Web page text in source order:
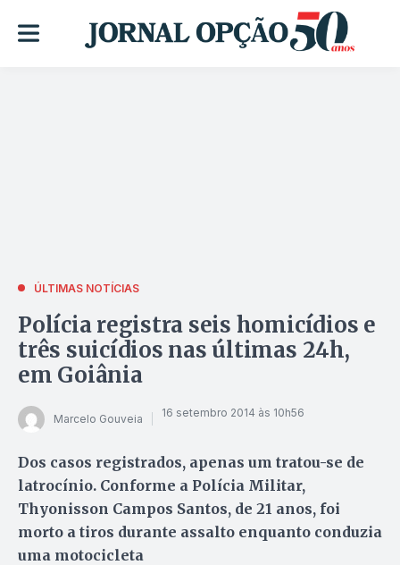
ÚLTIMAS NOTÍCIAS
Polícia registra seis homicídios e
três suicídios nas últimas 24h,
em Goiânia
Marcelo Gouveia 16 setembro 2014 às 10h56
Dos casos registrados, apenas um tratou-se de
latrocínio. Conforme a Polícia Militar,
Thyonisson Campos Santos, de 21 anos, foi
morto a tiros durante assalto enquanto conduzia
uma motocicleta